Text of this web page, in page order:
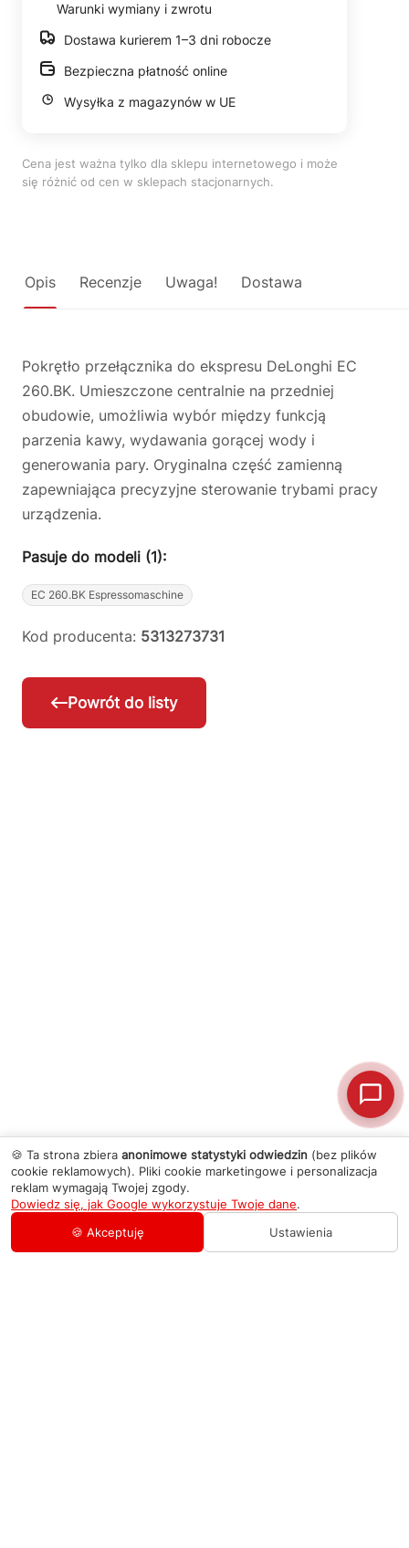
Warunki wymiany i zwrotu
Dostawa kurierem 1–3 dni robocze
Bezpieczna płatność online
Wysyłka z magazynów w UE
Cena jest ważna tylko dla sklepu internetowego i może
się różnić od cen w sklepach stacjonarnych.
Opis Recenzje Uwaga! Dostawa
Pokrętło przełącznika do ekspresu DeLonghi EC
260.BK. Umieszczone centralnie na przedniej
obudowie, umożliwia wybór między funkcją
parzenia kawy, wydawania gorącej wody i
generowania pary. Oryginalna część zamienną
zapewniająca precyzyjne sterowanie trybami pracy
urządzenia.
Pasuje do modeli (1):
EC 260.BK Espressomaschine
Kod producenta: 5313273731
Powrót do listy
🍪 Ta strona zbiera anonimowe statystyki odwiedzin (bez plików
cookie reklamowych). Pliki cookie marketingowe i personalizacja
reklam wymagają Twojej zgody.
Dowiedz się, jak Google wykorzystuje Twoje dane.
🍪 Akceptuję
Ustawienia